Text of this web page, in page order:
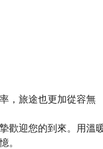
No hotel pick-up
，旅途也更加從容無
歡迎您的到來。用溫
。